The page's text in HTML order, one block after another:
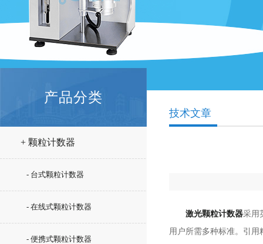
产品分类
+ 颗粒计数器
- 台式颗粒计数器
- 在线式颗粒计数器
- 便携式颗粒计数器
技术文章
激光颗粒计数器采用
用户所需多种标准。引